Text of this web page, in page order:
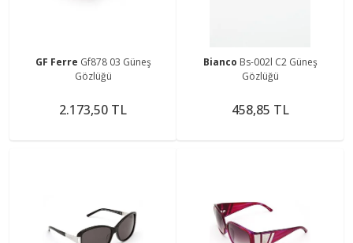
GF Ferre Gf878 03 Güneş
Gözlüğü
2.173,50 TL
Bianco Bs-002l C2 Güneş
Gözlüğü
458,85 TL